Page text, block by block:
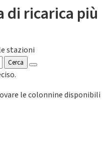
di ricarica più
stazioni
Cerca
le colonnine disponibili